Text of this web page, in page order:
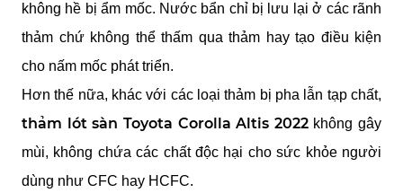
không hề bị ẩm mốc. Nước bẩn chỉ bị lưu lại ở các rãnh
thảm chứ không thể thấm qua thảm hay tạo điều kiện
cho nấm mốc phát triển.
thảm lót sàn Toyota Corolla Altis 2022 không gây
mùi, không chứa các chất độc hại cho sức khỏe người
dùng như CFC hay HCFC.